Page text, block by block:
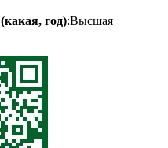
год):Высшая